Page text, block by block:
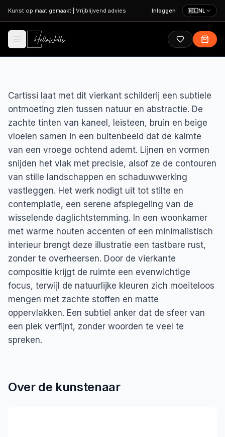
Ga naar hoofdinhoud
Kunst op maat gemaakt Vrijblijvend advies Inloggen 🇳🇱NL
Cartissi laat met dit vierkant schilderij een subtiele
ontmoeting zien tussen natuur en abstractie. De
zachte tinten van kaneel, leisteen, bruin en beige
vloeien samen in een buitenbeeld dat de kalmte
van een vroege ochtend ademt. Lijnen en vormen
snijden het vlak met precisie, alsof ze de contouren
van stille landschappen en schaduwwerking
vastleggen. Het werk nodigt uit tot stilte en
contemplatie, een serene afspiegeling van de
wisselende daglichtstemming. In een woonkamer
met warme houten accenten of een minimalistisch
interieur brengt deze illustratie een tastbare rust,
zonder te overheersen. Door de vierkante
compositie krijgt de ruimte een evenwichtige
focus, terwijl de natuurlijke kleuren zich moeiteloos
mengen met zachte stoffen en matte
oppervlakken. Een subtiel anker dat de sfeer van
een plek verfijnt, zonder woorden te veel te
spreken.
Over de kunstenaar